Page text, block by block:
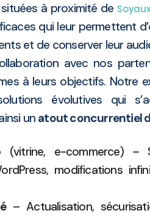
à proximité de Soyaux
qui leur permettent
et de conserver leur
avec nos
à leurs objectifs. Notre
évolutives qui
unatout concurrentiel
(vitrine, e-commerce) –
modifications
– Actualisation,